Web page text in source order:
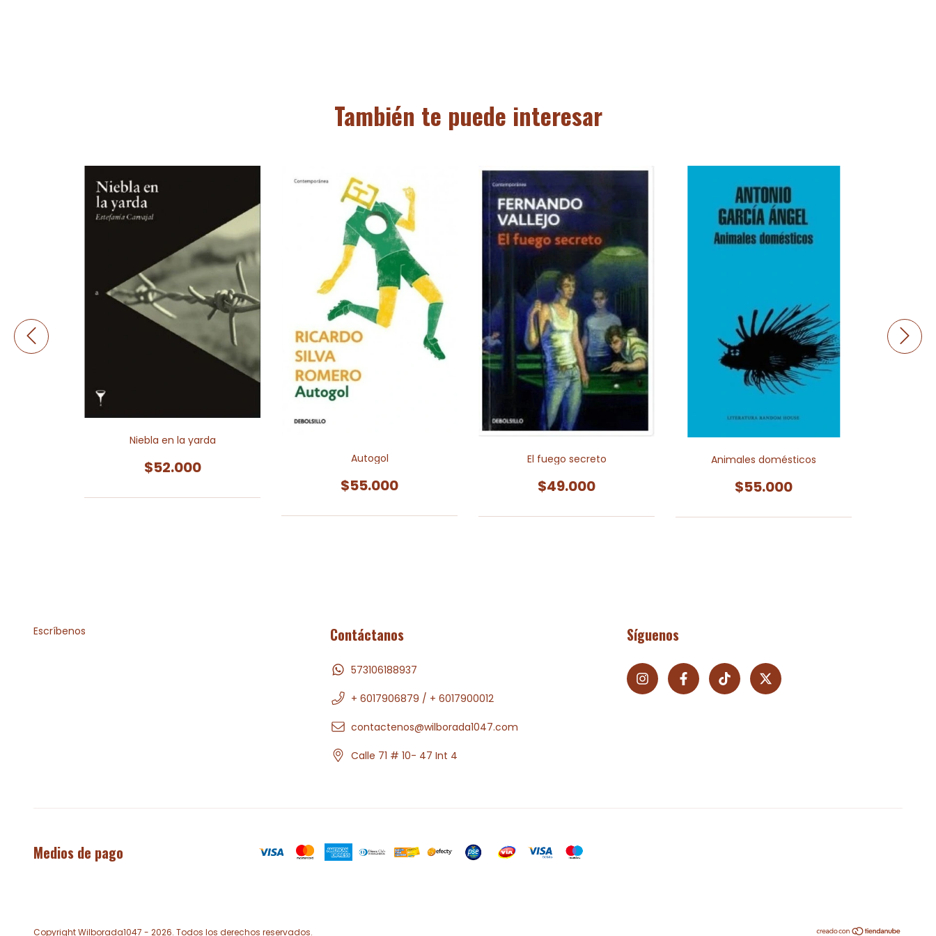
También te puede interesar
Niebla en la yarda
$52.000 Autogol
$55.000
El fuego secreto
$49.000
Animales domésticos
$55.000
Escríbenos Contáctanos
573106188937
+ 6017906879 / + 6017900012
contactenos@wilborada1047.com
Calle 71 # 10- 47 Int 4
Síguenos
Medios de pago
Copyright Wilborada1047 - 2026. Todos los derechos reservados.